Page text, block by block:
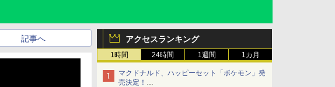
アクセスランキング
1時間 24時間 1週間 1カ月
マクドナルド、ハッピーセット「ポケモン」発
売決定！
記事へ